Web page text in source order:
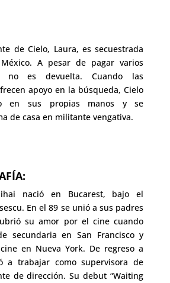
de Cielo, Laura, es secuestrada
A pesar de pagar varios
no es devuelta. Cuando las
apoyo en la búsqueda, Cielo
en sus propias manos y se
de casa en militante vengativa.
nació en Bucarest, bajo el
En el 89 se unió a sus padres
su amor por el cine cuando
secundaria en San Francisco y
en Nueva York. De regreso a
a trabajar como supervisora ​​de
de dirección. Su debut “Waiting